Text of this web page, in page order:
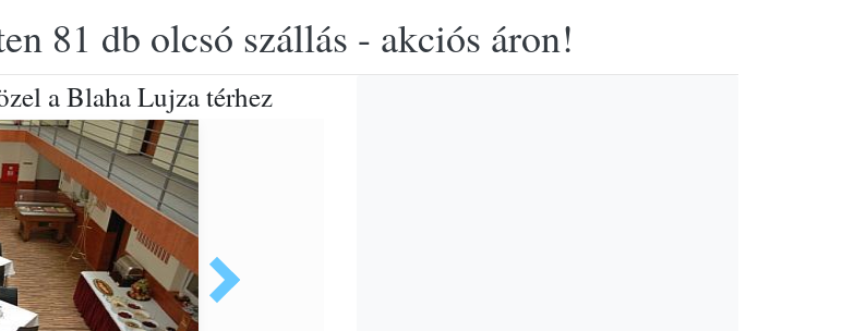
81 db olcsó szállás - akciós áron!
a Blaha Lujza térhez